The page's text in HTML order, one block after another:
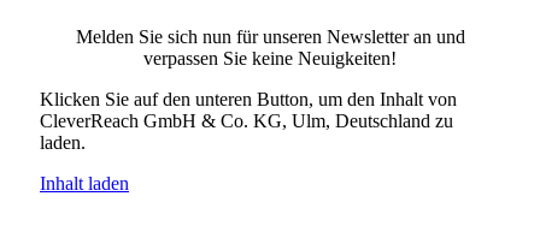
Melden Sie sich nun für unseren Newsletter an und
verpassen Sie keine Neuigkeiten!
Klicken Sie auf den unteren Button, um den Inhalt von
CleverReach GmbH & Co. KG, Ulm, Deutschland zu
laden.
Inhalt laden